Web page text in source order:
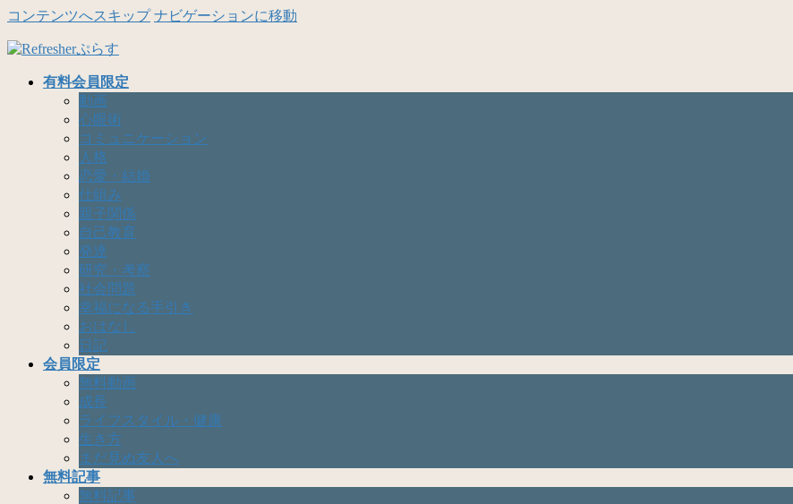
コンテンツへスキップ ナビゲーションに移動
有料会員限定
動画
心眼術
コミュニケーション
人格
恋愛・結婚
仕組み
親子関係
自己教育
発達
研究・考察
社会問題
幸福になる手引き
おはなし
日記
会員限定
無料動画
成長
ライフスタイル・健康
生き方
まだ見ぬ友人へ
無料記事
無料記事